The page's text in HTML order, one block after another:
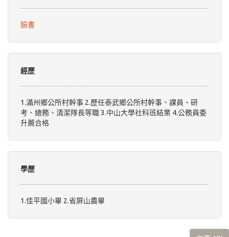
臉書
經歷
1.滿州鄉公所村幹事 2.歷任泰武鄉公所村幹事、課員、研
考、總務、清潔隊長等職 3.中山大學社科班結業 4.公務員委
升薦合格
學歷
1.佳平國小畢 2.省屏山農畢